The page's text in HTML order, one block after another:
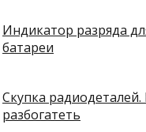
Индикатор разряда
батареи
Скупка
разбогатеть